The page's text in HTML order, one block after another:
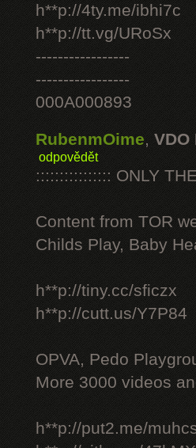
h**p://4ty.me/ibhi7c
h**p://tt.vg/URoSx
-----------------
-----------------
000A000893
RubenmOime, VDO
odpovědět
:::::::::::::::: ONLY
Content from TOR
Childs Play, Baby
h**p://tiny.cc/sficzx
h**p://cutt.us/Y7P84
OPVA, Pedo
More 3000 videos
h**p://put2.me/